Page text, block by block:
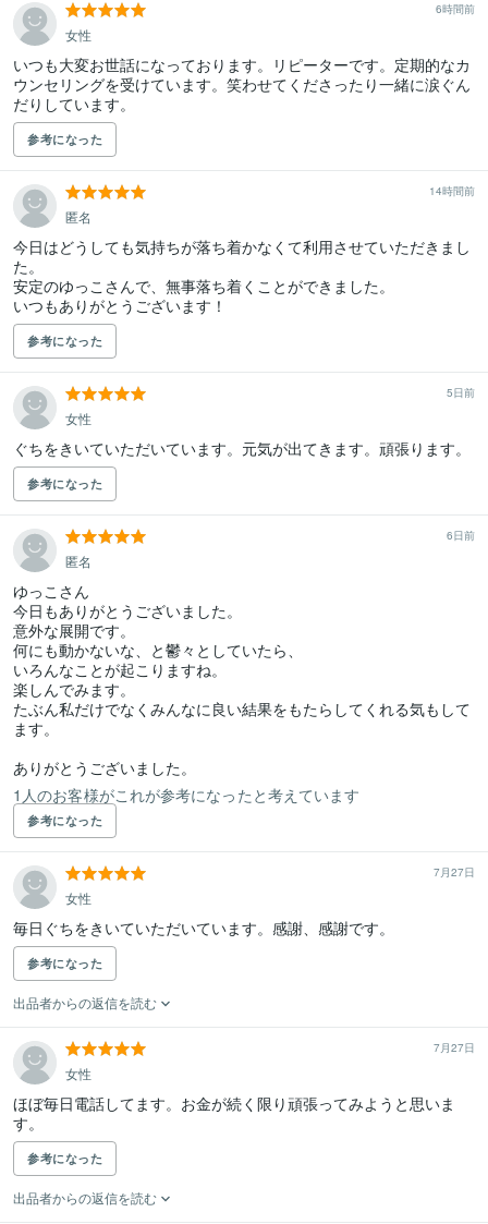
6時間前
女性
いつも大変お世話になっております。リピーターです。定期的なカ
ウンセリングを受けています。笑わせてくださったり一緒に涙ぐん
だりしています。
参考になった
14時間前
匿名
今日はどうしても気持ちが落ち着かなくて利用させていただきまし
た。
安定のゆっこさんで、無事落ち着くことができました。
いつもありがとうございます！
参考になった
5日前
女性
ぐちをきいていただいています。元気が出てきます。頑張ります。
参考になった
6日前
匿名
ゆっこさん
今日もありがとうございました。
意外な展開です。
何にも動かないな、と鬱々としていたら、
いろんなことが起こりますね。
楽しんでみます。
たぶん私だけでなくみんなに良い結果をもたらしてくれる気もして
ます。
ありがとうございました。
1人のお客様がこれが参考になったと考えています
参考になった
7月27日
女性
毎日ぐちをきいていただいています。感謝、感謝です。
参考になった
出品者からの返信を読む
7月27日
女性
ほぼ毎日電話してます。お金が続く限り頑張ってみようと思いま
す。
参考になった
出品者からの返信を読む